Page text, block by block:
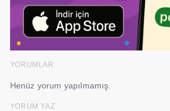
YORUMLAR
Henüz yorum yapılmamış.
YORUM YAZ